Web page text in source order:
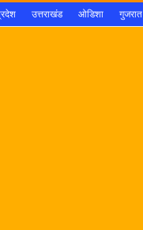
उत्तराखंड ओडिशा गुजरात